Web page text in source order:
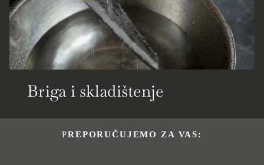
Briga i skladištenje
PREPORUČUJEMO ZA VAS: